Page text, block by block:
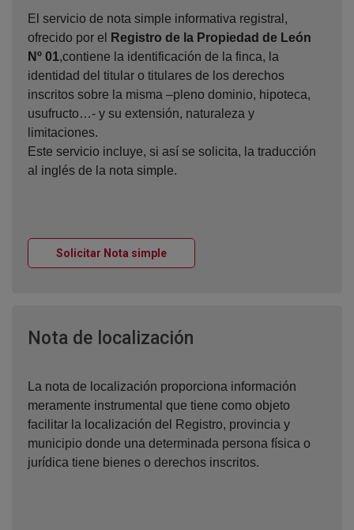
El servicio de nota simple informativa registral,
ofrecido por el
Registro de la Propiedad de León
Nº 01,contiene la identificación de la finca, la
identidad del titular o titulares de los derechos
inscritos sobre la misma –pleno dominio, hipoteca,
usufructo…- y su extensión, naturaleza y
limitaciones.
Este servicio incluye, si así se solicita, la traducción
al inglés de la nota simple.
Solicitar Nota simpleVentana nueva
Nota de localización
La nota de localización proporciona información
meramente instrumental que tiene como objeto
facilitar la localización del Registro, provincia y
municipio donde una determinada persona física o
jurídica tiene bienes o derechos inscritos.